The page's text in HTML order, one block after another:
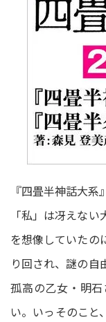
『四畳半神話大系』
「私」は冴えな
を想像していたの
り回され、謎の自
孤高の乙女・明
い。いっそのこと